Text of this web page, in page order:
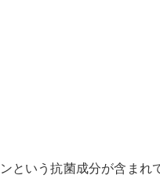
という抗菌成分が含ま